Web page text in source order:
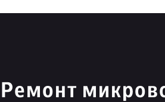
Ремонт